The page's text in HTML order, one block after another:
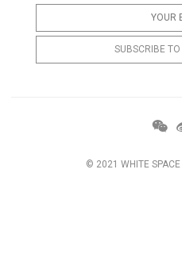
© 2021 WHITE SPACE